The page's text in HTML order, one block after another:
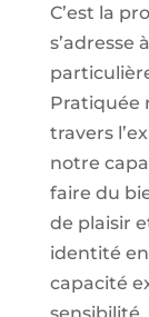
C’est la
s’adresse
Pratiquée
travers
notre
faire du
de plaisir
identité
capacité